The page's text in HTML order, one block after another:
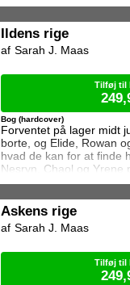
forventet, for khaganen,
træffe en beslutning her
bliver myrdet under
frygter Chaol og Nesryn
Ildens rige
Forventet på lager midt
borte, og Elide, Rowan
hvad de kan for at finde
Nesryn, Chaol og Yrene
der fører dem forbi
kæmper Aedion mod
styrker og sin vrede
Lysandra har indgået.
Bog (hardcover)
Sarah J. Maas
Tilføj til
Askens rige
Sarah J. Maas
Tilføj til